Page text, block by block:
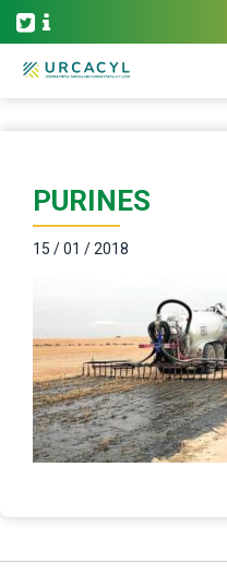
PURINES
15 / 01 / 2018